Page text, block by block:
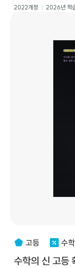
2022개정 2026년 학
고등 수학
수학의 신 고등